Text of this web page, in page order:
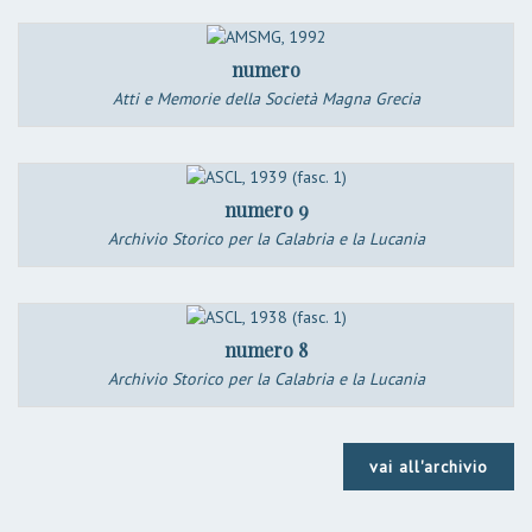
numero
Atti e Memorie della Società Magna Grecia
numero 9
Archivio Storico per la Calabria e la Lucania
numero 8
Archivio Storico per la Calabria e la Lucania
vai all'archivio